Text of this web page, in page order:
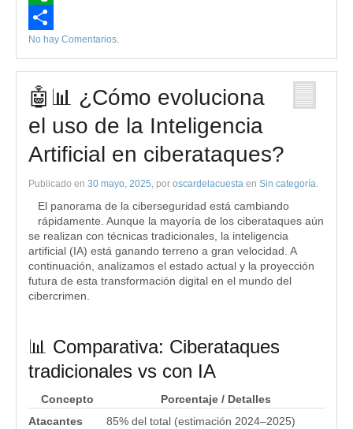
Evernote
Compartir
No hay Comentarios.
🤖📊 ¿Cómo evoluciona
el uso de la Inteligencia
Artificial en ciberataques?
Publicado en 30 mayo, 2025, por oscardelacuesta en Sin categoría.
El panorama de la ciberseguridad está cambiando
rápidamente. Aunque la mayoría de los ciberataques aún
se realizan con técnicas tradicionales, la inteligencia
artificial (IA) está ganando terreno a gran velocidad. A
continuación, analizamos el estado actual y la proyección
futura de esta transformación digital en el mundo del
cibercrimen.
📊 Comparativa: Ciberataques
tradicionales vs con IA
Concepto
Porcentaje / Detalles
Atacantes
85% del total (estimación 2024–2025)